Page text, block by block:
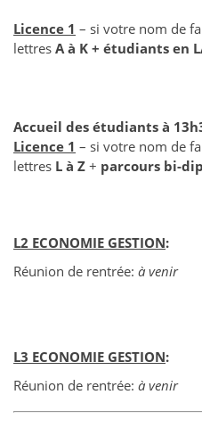
Licence 1 – si votre nom de
lettres A à K + étudiants en
Accueil des étudiants à
Licence 1 – si votre nom de
lettres L à Z + parcours bi-
L2 ECONOMIE GESTION:
Réunion de rentrée: à venir
L3 ECONOMIE GESTION:
Réunion de rentrée: à venir